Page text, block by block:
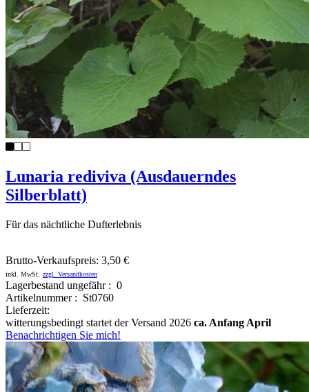
Lunaria rediviva (Ausdauerndes
Silberblatt)
Für das nächtliche Dufterlebnis
Brutto-Verkaufspreis: 3,50 €
inkl. MwSt. zzgl. Versandkosten
Lagerbestand ungefähr : 0
Artikelnummer : St0760
Lieferzeit:
witterungsbedingt startet der Versand 2026 ca. Anfang April
Benachrichtigen Sie mich!